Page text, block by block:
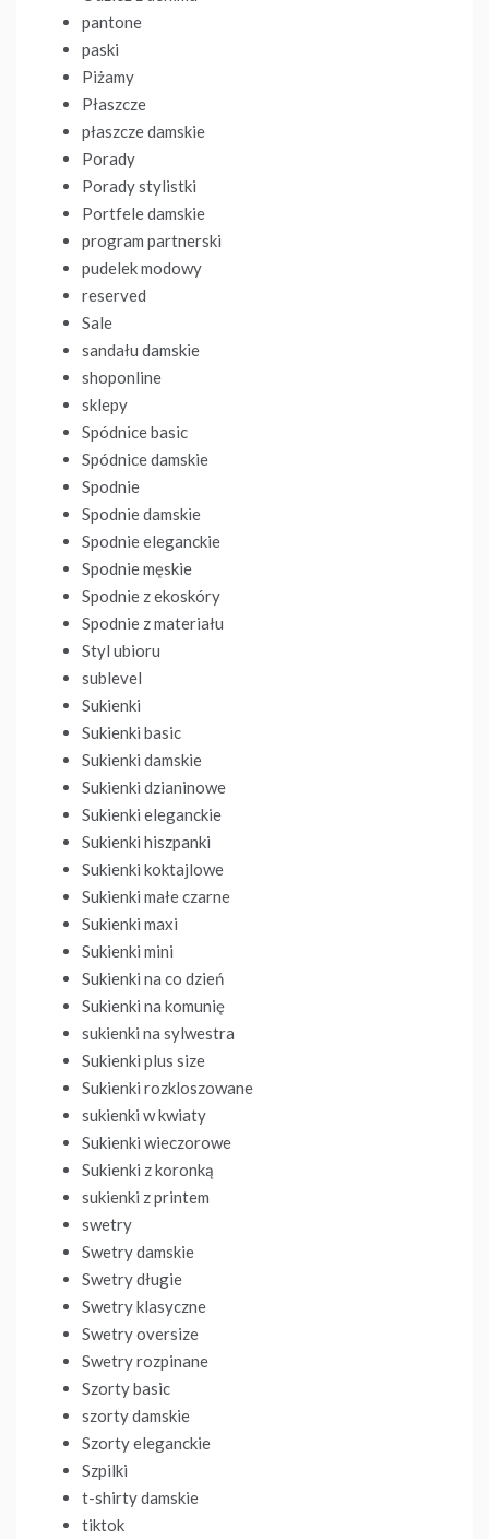
pantone
paski
Piżamy
Płaszcze
płaszcze damskie
Porady
Porady stylistki
Portfele damskie
program partnerski
pudelek modowy
reserved
Sale
sandału damskie
shoponline
sklepy
Spódnice basic
Spódnice damskie
Spodnie
Spodnie damskie
Spodnie eleganckie
Spodnie męskie
Spodnie z ekoskóry
Spodnie z materiału
Styl ubioru
sublevel
Sukienki
Sukienki basic
Sukienki damskie
Sukienki dzianinowe
Sukienki eleganckie
Sukienki hiszpanki
Sukienki koktajlowe
Sukienki małe czarne
Sukienki maxi
Sukienki mini
Sukienki na co dzień
Sukienki na komunię
sukienki na sylwestra
Sukienki plus size
Sukienki rozkloszowane
sukienki w kwiaty
Sukienki wieczorowe
Sukienki z koronką
sukienki z printem
swetry
Swetry damskie
Swetry długie
Swetry klasyczne
Swetry oversize
Swetry rozpinane
Szorty basic
szorty damskie
Szorty eleganckie
Szpilki
t-shirty damskie
tiktok